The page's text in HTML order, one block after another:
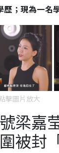
；現為一名
擊圖片放大
梁嘉
被封